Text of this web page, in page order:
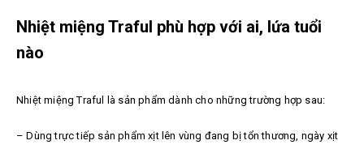
Nhiệt miệng Traful phù hợp với ai, lứa tuổi
nào
Nhiệt miệng Traful là sản phẩm dành cho những trường hợp sau:
–Dùng trực tiếp sản phẩm xịt lên vùng đang bị tổn thương, ngày xịt